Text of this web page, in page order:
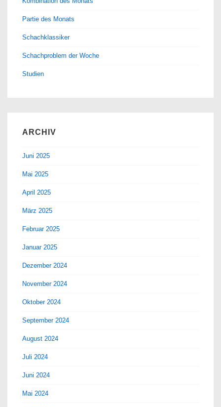
Partie des Monats
Schachklassiker
Schachproblem der Woche
Studien
ARCHIV
Juni 2025
Mai 2025
April 2025
März 2025
Februar 2025
Januar 2025
Dezember 2024
November 2024
Oktober 2024
September 2024
August 2024
Juli 2024
Juni 2024
Mai 2024